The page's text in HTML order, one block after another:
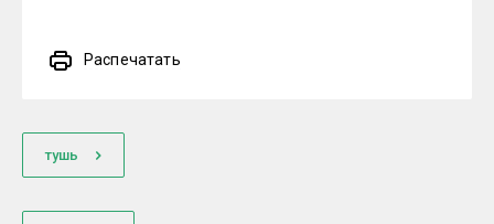
Распечатать
тушь